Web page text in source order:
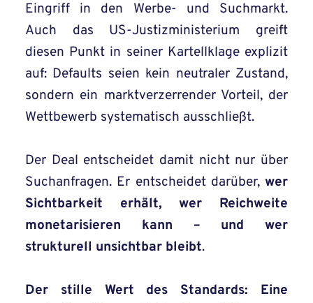
Eingriff in den Werbe- und Suchmarkt.
Auch das US-Justizministerium greift
diesen Punkt in seiner Kartellklage explizit
auf: Defaults seien kein neutraler Zustand,
sondern ein marktverzerrender Vorteil, der
Wettbewerb systematisch ausschließt.
Der Deal entscheidet damit nicht nur über
Suchanfragen. Er entscheidet darüber, wer
Sichtbarkeit erhält, wer Reichweite
monetarisieren kann – und wer
strukturell unsichtbar bleibt.
Der stille Wert des Standards: Eine